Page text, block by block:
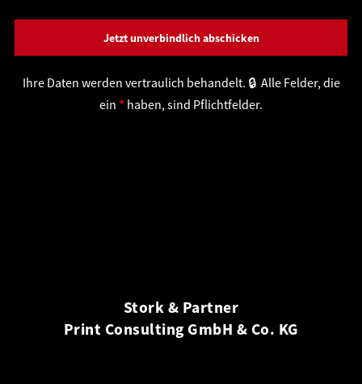
Ihre Daten werden vertraulich behandelt. 🔒 Alle Felder, die
ein * haben, sind Pflichtfelder.
Stork & Partner
Print Consulting GmbH & Co. KG